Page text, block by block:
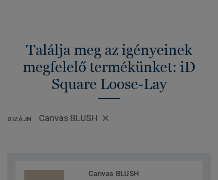
Találja meg az igényeinek
megfelelő termékünket: iD
Square Loose-Lay
DIZÁJN Canvas BLUSH
Canvas BLUSH